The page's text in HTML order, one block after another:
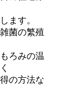
す。
菌の繁殖
ろみの温
の方法な